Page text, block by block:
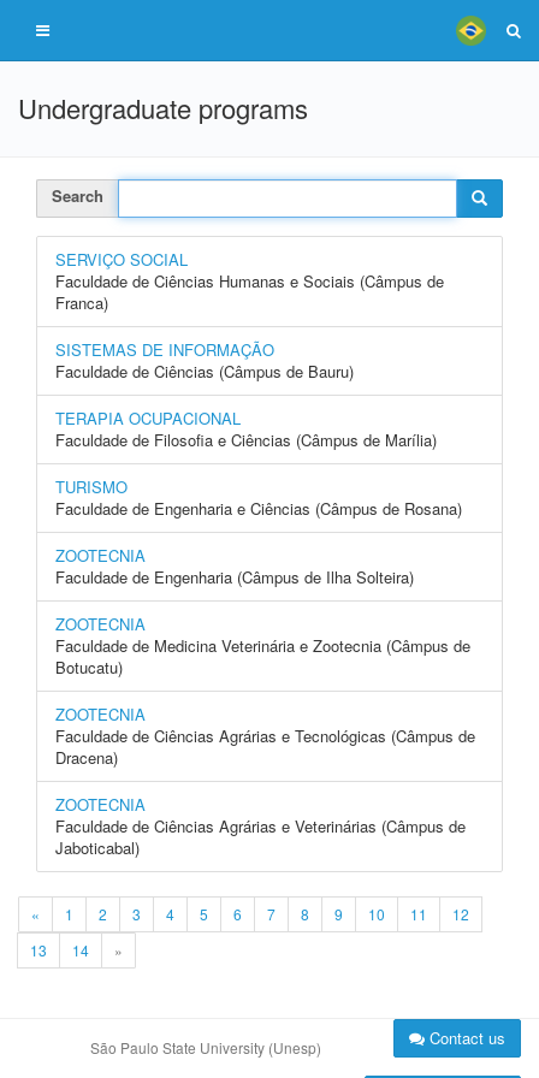
Undergraduate programs
Search
SERVIÇO SOCIAL
Faculdade de Ciências Humanas e Sociais (Câmpus de
Franca)
SISTEMAS DE INFORMAÇÃO
Faculdade de Ciências (Câmpus de Bauru)
TERAPIA OCUPACIONAL
Faculdade de Filosofia e Ciências (Câmpus de Marília)
TURISMO
Faculdade de Engenharia e Ciências (Câmpus de Rosana)
ZOOTECNIA
Faculdade de Engenharia (Câmpus de Ilha Solteira)
ZOOTECNIA
Faculdade de Medicina Veterinária e Zootecnia (Câmpus de
Botucatu)
ZOOTECNIA
Faculdade de Ciências Agrárias e Tecnológicas (Câmpus de
Dracena)
ZOOTECNIA
Faculdade de Ciências Agrárias e Veterinárias (Câmpus de
Jaboticabal)
« 1 2 3 4 5 6 7 8 9 10 11
12
13
14 »
São Paulo State University (Unesp) Contact us